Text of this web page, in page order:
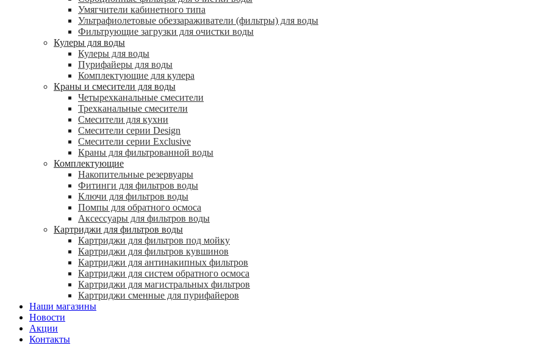
Умягчители кабинетного типа
Ультрафиолетовые обеззараживатели (фильтры) для воды
Фильтрующие загрузки для очистки воды
Кулеры для воды
Кулеры для воды
Пурифайеры для воды
Комплектующие для кулера
Краны и смесители для воды
Четырехканальные смесители
Трехканальные смесители
Смесители для кухни
Смесители серии Design
Смесители серии Exclusive
Краны для фильтрованной воды
Комплектующие
Накопительные резервуары
Фитинги для фильтров воды
Ключи для фильтров воды
Помпы для обратного осмоса
Аксессуары для фильтров воды
Картриджи для фильтров воды
Картриджи для фильтров под мойку
Картриджи для фильтров кувшинов
Картриджи для антинакипных фильтров
Картриджи для систем обратного осмоса
Картриджи для магистральных фильтров
Картриджи сменные для пурифайеров
Наши магазины
Новости
Акции
Контакты